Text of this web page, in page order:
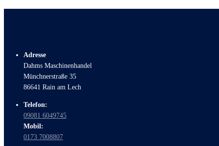
Adresse
Dahms Maschinenhandel
Münchnerstraße 35
86641 Rain am Lech
Telefon:
09081 6049745
Mobil:
0173 7008807